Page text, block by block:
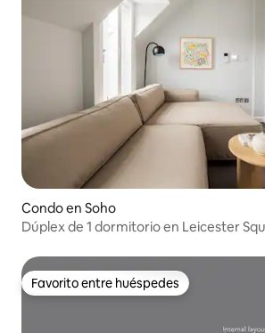
Condo en Soho
Dúplex de 1 dormitorio en Leicester
Favorito entre huéspedes
Favorito entre huéspedes